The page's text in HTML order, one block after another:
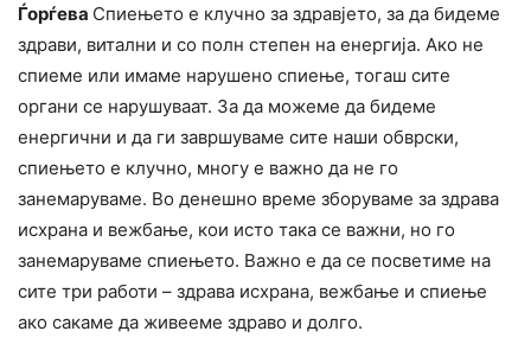
Ѓорѓева Спиењето е клучно за здравјето, за да бидеме
здрави, витални и со полн степен на енергија. Ако не
спиеме или имаме нарушено спиење, тогаш сите
органи се нарушуваат. За да можеме да бидеме
енергични и да ги завршуваме сите наши обврски,
спиењето е клучно, многу е важно да не го
занемаруваме. Во денешно време зборуваме за здрава
исхрана и вежбање, кои исто така се важни, но го
занемаруваме спиењето. Важно е да се посветиме на
сите три работи – здрава исхрана, вежбање и спиење
ако сакаме да живееме здраво и долго.